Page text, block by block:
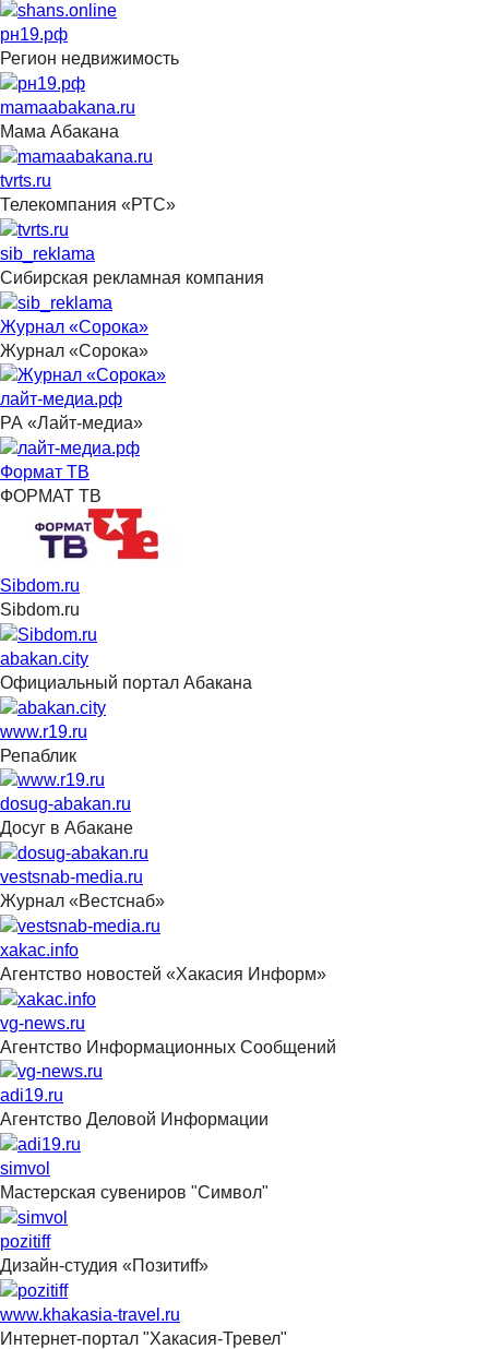
рн19.рф
Регион недвижимость
mamaabakana.ru
Мама Абакана
tvrts.ru
Телекомпания «РТС»
sib_reklama
Сибирская рекламная компания
Журнал «Сорока»
Журнал «Сорока»
лайт-медиа.рф
РА «Лайт-медиа»
Формат ТВ
ФОРМАТ ТВ
Sibdom.ru
Sibdom.ru
abakan.city
Официальный портал Абакана
www.r19.ru
Репаблик
dosug-abakan.ru
Досуг в Абакане
vestsnab-media.ru
Журнал «Вестснаб»
xakac.info
Агентство новостей «Хакасия Информ»
vg-news.ru
Агентство Информационных Сообщений
adi19.ru
Агентство Деловой Информации
simvol
Мастерская сувениров "Символ"
pozitiff
Дизайн-студия «Позитиff»
www.khakasia-travel.ru
Интернет-портал "Хакасия-Тревел"